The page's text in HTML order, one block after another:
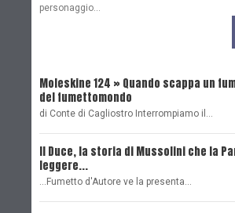
personaggio...
Moleskine 124 » Quando scappa un
del fumettomondo
di Conte di Cagliostro Interrompiamo il…
Il Duce, la storia di Mussolini che la
leggere...
...Fumetto d'Autore ve la presenta…